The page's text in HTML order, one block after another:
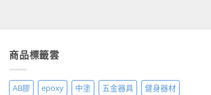
商品標籤雲
AB膠 epoxy 中塗 五金器具
健身器材